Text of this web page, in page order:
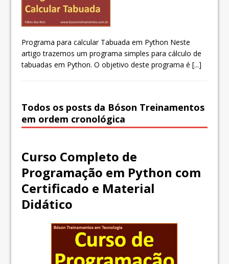
Programa para calcular Tabuada em Python Neste
artigo trazemos um programa simples para cálculo de
tabuadas em Python. O objetivo deste programa é[...]
Todos os posts da Bóson Treinamentos
em ordem cronológica
Curso Completo de
Programação em Python com
Certificado e Material
Didático